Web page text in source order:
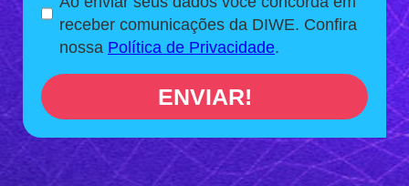
receber comunicações da DIWE. Confira
nossa Política de Privacidade.